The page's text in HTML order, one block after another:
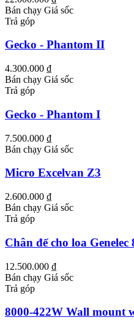
Bán chạy Giá sốc
Trả góp
Gecko - Phantom II
4.300.000 ₫
Bán chạy Giá sốc
Trả góp
Gecko - Phantom I
7.500.000 ₫
Bán chạy Giá sốc
Micro Excelvan Z3
2.600.000 ₫
Bán chạy Giá sốc
Trả góp
Chân đế cho loa Genelec
12.500.000 ₫
Bán chạy Giá sốc
Trả góp
8000-422W Wall mount